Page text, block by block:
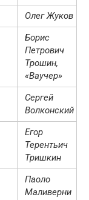
Олег Жуков
Борис
Петрович
Трошин,
«Ваучер»
Сергeй
Волконский
Егор
Терентьич
Тришкин
Паоло
Маливерни